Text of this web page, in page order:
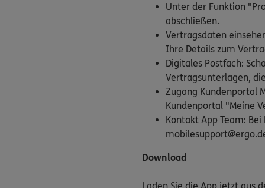
Unter der Funktion
abschließen.
Vertragsdaten
Ihre Details zum
Digitales Postfach:
Vertragsunterlagen,
Zugang Kundenportal
Kundenportal "Meine
Kontakt App Team:
Download